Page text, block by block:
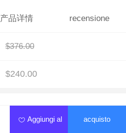
产品详情 recensione
$376.00
$240.00
Aggiungi al acquisto